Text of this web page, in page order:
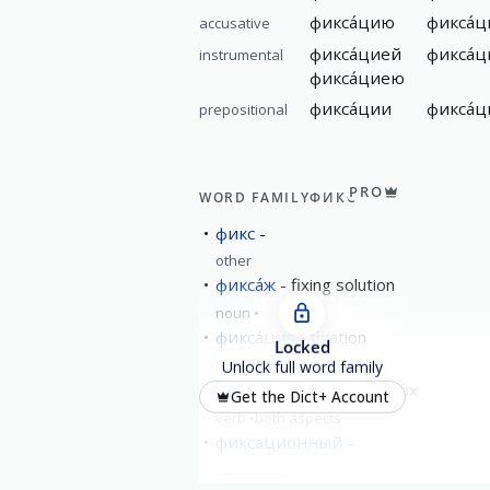
accusative фикса́цию
instrumental
фикса́цией
фикса́циею
prepositional фикса́ции
WORD FAMILYФИКСPRO
фикс
other
фикса́ж fixing solution
noun
фикса́ция fixation
noun feminine
фикси́ровать record; fix
verb both aspects
фиксационный
Locked
Unlock full word family
Get the Dict+ Account